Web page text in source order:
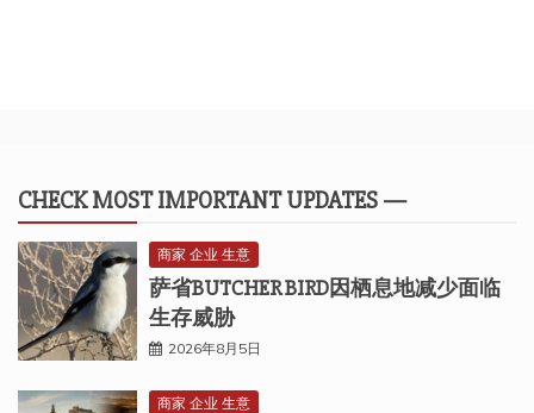
CHECK MOST IMPORTANT UPDATES —
商家 企业 生意
萨省BUTCHER BIRD因栖息地减少面临
生存威胁
2026年8月5日
商家 企业 生意